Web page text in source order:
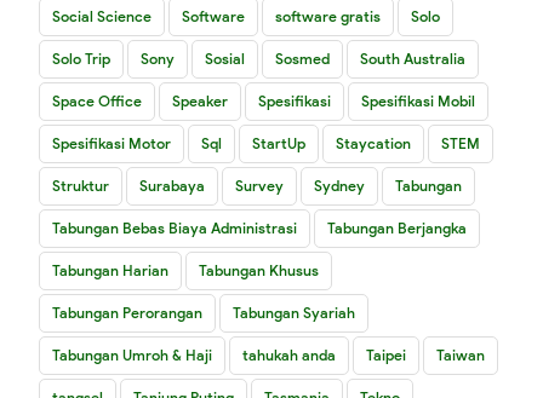
Social Science Software software gratis Solo
Solo Trip Sony Sosial Sosmed South Australia
Space Office Speaker Spesifikasi Spesifikasi Mobil
Spesifikasi Motor Sql StartUp Staycation STEM
Struktur Surabaya Survey Sydney Tabungan
Tabungan Bebas Biaya Administrasi Tabungan Berjangka
Tabungan Harian Tabungan Khusus
Tabungan Perorangan Tabungan Syariah
Tabungan Umroh & Haji tahukah anda Taipei Taiwan